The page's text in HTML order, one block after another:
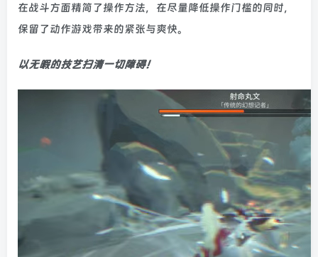
在战斗方面精简了操作方法，在尽量降低操作门槛的同时，
保留了动作游戏带来的紧张与爽快。
以无暇的技艺扫清一切障碍！